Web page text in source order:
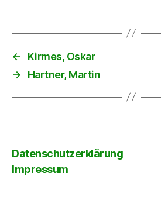
←
Kirmes, Oskar
→
Hartner, Martin
Datenschutzerklärung
Impressum